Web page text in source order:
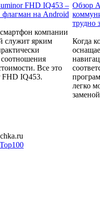
FHD IQ453 –
на Android
компании
служит ярким
Все это
IQ453.
Обзор
трудно
Когда
легко